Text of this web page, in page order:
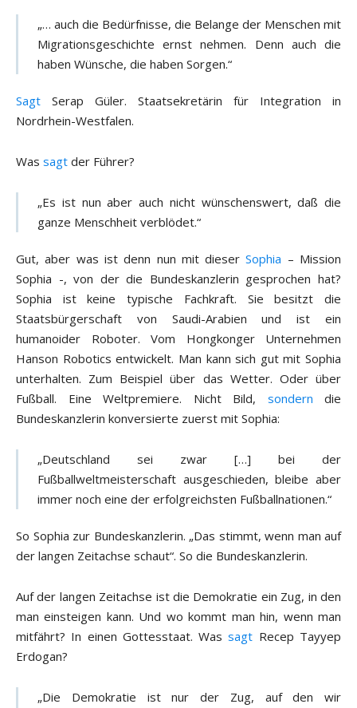
„… auch die Bedürfnisse, die Belange der Menschen mit
Migrationsgeschichte ernst nehmen. Denn auch die
haben Wünsche, die haben Sorgen.“
Sagt Serap Güler. Staatsekretärin für Integration in
Nordrhein-Westfalen.
Was sagt der Führer?
„Es ist nun aber auch nicht wünschenswert, daß die
ganze Menschheit verblödet.“
Gut, aber was ist denn nun mit dieserSophia – Mission
Sophia -, von der die Bundeskanzlerin gesprochen hat?
Sophia ist keine typische Fachkraft. Sie besitzt die
Staatsbürgerschaft von Saudi-Arabien und ist ein
humanoider Roboter. Vom Hongkonger Unternehmen
Hanson Robotics entwickelt. Man kann sich gut mit Sophia
unterhalten. Zum Beispiel über das Wetter. Oder über
Fußball. Eine Weltpremiere. Nicht Bild, sondern die
Bundeskanzlerin konversierte zuerst mit Sophia:
„Deutschland sei zwar […] bei der
Fußballweltmeisterschaft ausgeschieden, bleibe aber
immer noch eine der erfolgreichsten Fußballnationen.“
So Sophia zur Bundeskanzlerin. „Das stimmt, wenn man auf
der langen Zeitachse schaut“. So die Bundeskanzlerin.
Auf der langen Zeitachse ist die Demokratie ein Zug, in den
man einsteigen kann. Und wo kommt man hin, wenn man
mitfährt? In einen Gottesstaat. Wassagt Recep Tayyep
Erdogan?
„Die Demokratie ist nur der Zug, auf den wir